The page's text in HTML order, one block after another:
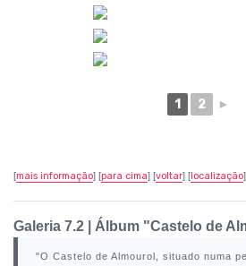
1 2 ►
[mais informação] [para cima] [voltar] [localização]
Galeria 7.2 Álbum "Castelo de
"O Castelo de Almourol , situado numa